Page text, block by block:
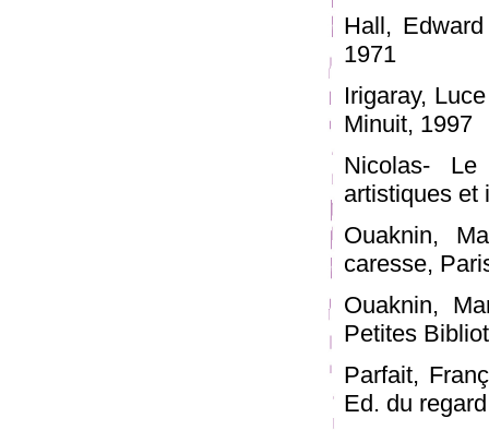
Hall,
1971
Irigaray,
Minuit, 1997
Nicolas-
artistiques et
Ouaknin,
caresse,
Ouaknin,
Petites
Parfait,
Ed. du